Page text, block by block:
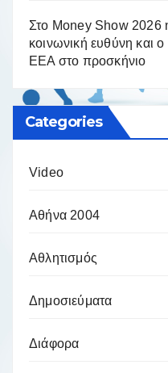
Στο Money Show
κοινωνική ευθύνη και
ΕΕΑ στο προσκήνιο
Categories
Video
Αθήνα 2004
Αθλητισμός
Δημοσιεύματα
Διάφορα